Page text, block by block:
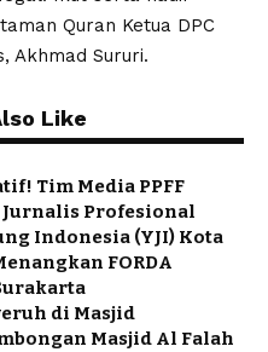
Quran Ketua DPC
Akhmad Sururi.
Like
Tim Media PPFF
Profesional
Indonesia (YJI) Kota
FORDA
di Masjid
Masjid Al Falah